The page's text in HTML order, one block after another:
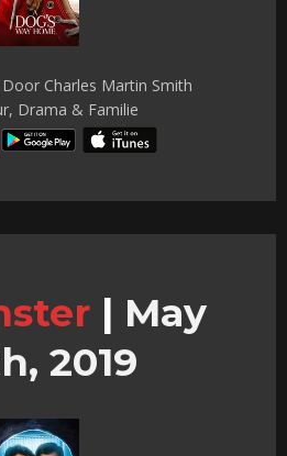
Charles Martin Smith
Drama & Familie
| May
2019